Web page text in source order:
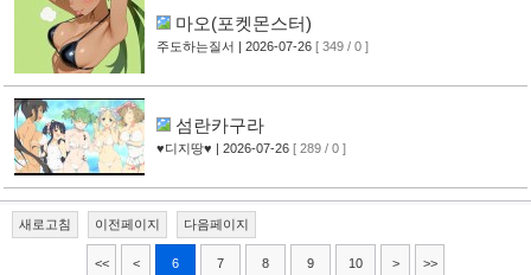
마오(포켓몬스터)
주도하는질서 | 2026-07-26 [ 349 / 0 ]
섬란카구라
♥디지땅♥ | 2026-07-26 [ 289 / 0 ]
새로고침 이전페이지 다음페이지
<< < 6 7 8 9 10 > >>